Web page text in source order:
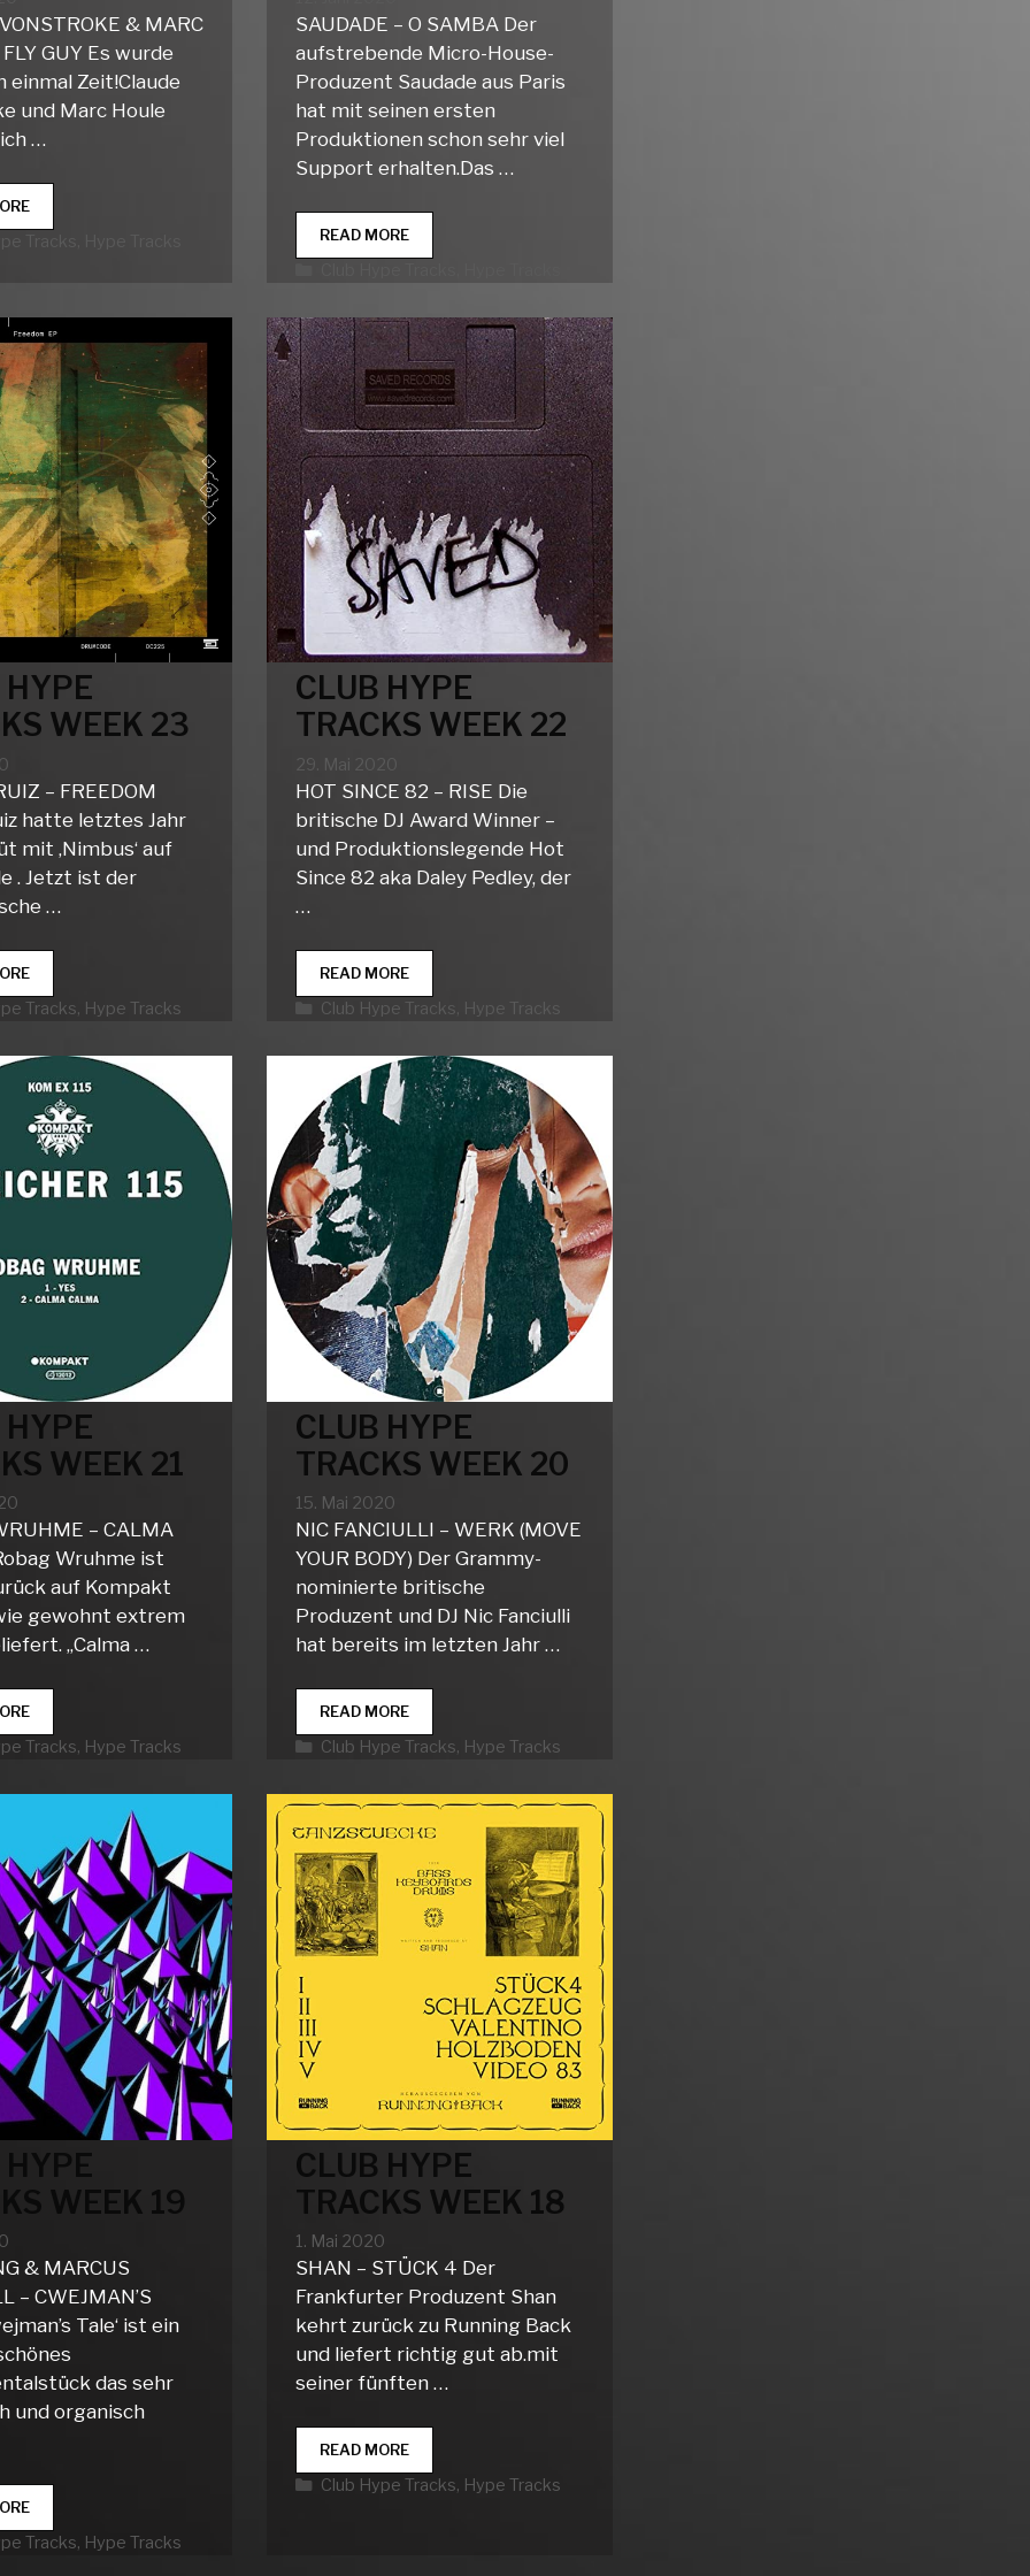
& MARC
GUY Es wurde
einmal Zeit!Claude
und Marc Houle
…
CLUB
HYPE
Tracks
SAUDADE – O SAMBA Der
aufstrebende Micro-House-
Produzent Saudade aus Paris
hat mit seinen ersten
Produktionen schon sehr viel
Support erhalten.Das …
READ MORECLUB
HYPE
24
WEEK 23
– FREEDOM
hatte letztes Jahr
mit ‚Nimbus‘ auf
. Jetzt ist der
…
CLUB
HYPE
TRACKS
23
Tracks, Hype Tracks
CLUB HYPE
TRACKS WEEK 22
29. Mai 2020
HOT SINCE 82 – RISE Die
britische DJ Award Winner –
und Produktionslegende Hot
Since 82 aka Daley Pedley, der
…
READ MORECLUB
HYPE
TRACKS
22
Kategorien
Club Hype Tracks, Hype Tracks
WEEK 21
– CALMA
Wruhme ist
auf Kompakt
gewohnt extrem
„Calma …
CLUB
HYPE
TRACKS
21
Tracks, Hype Tracks
CLUB HYPE
TRACKS WEEK 20
15. Mai 2020
NIC FANCIULLI – WERK (MOVE
YOUR BODY) Der Grammy-
nominierte britische
Produzent und DJ Nic Fanciulli
hat bereits im letzten Jahr …
READ MORECLUB
HYPE
TRACKS
20
Kategorien
Club Hype Tracks, Hype Tracks
HYPE
WEEK 19
& MARCUS
– CWEJMAN’S
Tale‘ ist ein
das sehr
und organisch
CLUB
HYPE
TRACKS
Tracks, Hype Tracks
CLUB HYPE
TRACKS WEEK 18
1. Mai 2020
SHAN – STÜCK 4 Der
Frankfurter Produzent Shan
kehrt zurück zu Running Back
und liefert richtig gut ab.mit
seiner fünften …
READ MORECLUB
HYPE
TRACKS
Kategorien
Club Hype Tracks, Hype Tracks